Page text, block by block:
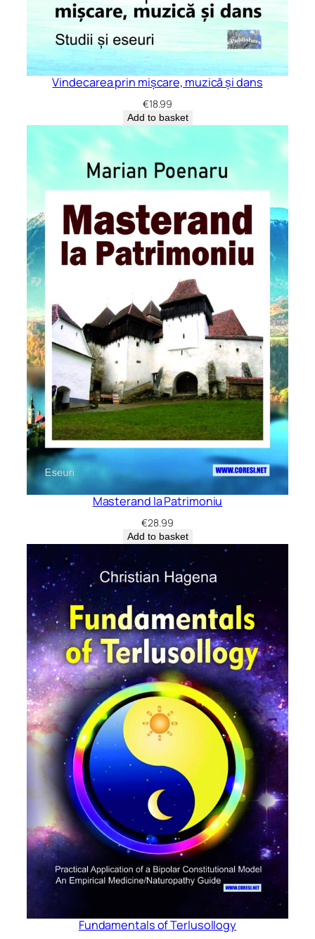
Vindecarea prin mișcare, muzică și dans
€18.99
Add to basket
Masterand la Patrimoniu
€28.99
Add to basket
Fundamentals of Terlusollogy